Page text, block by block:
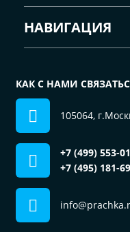
НАВИГАЦИЯ
КАК С НАМИ
105064,
+7 (499) 553-
+7 (495) 181-